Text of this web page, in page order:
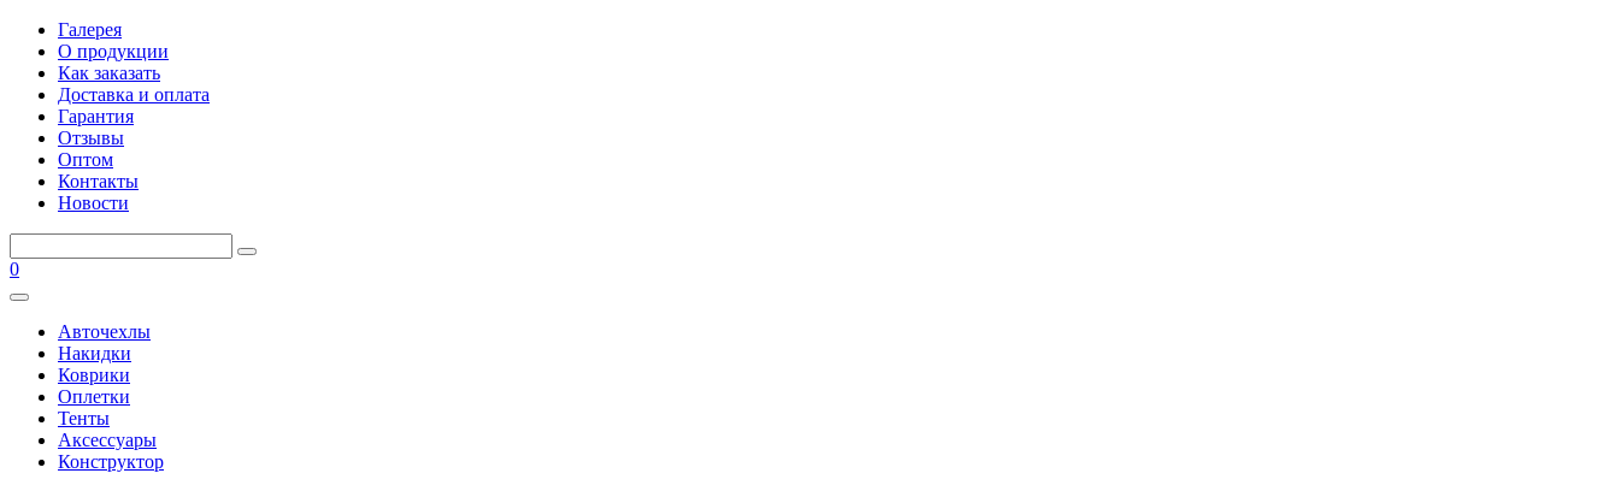
Галерея
О продукции
Как заказать
Доставка и оплата
Гарантия
Отзывы
Оптом
Контакты
Новости
0
Авточехлы
Накидки
Коврики
Оплетки
Тенты
Аксессуары
Конструктор